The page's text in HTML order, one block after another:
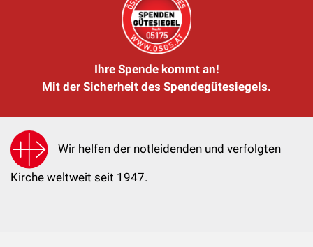
Ihre Spende kommt an!
Mit der Sicherheit des Spendegütesiegels.
Wir helfen der notleidenden und verfolgten
Kirche weltweit seit 1947.